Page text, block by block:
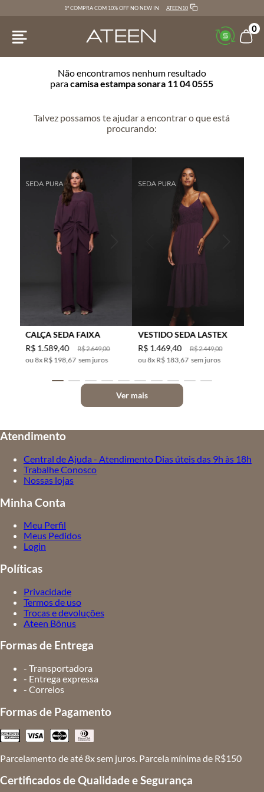
1ª COMPRA COM 10% OFF NO NEW IN ATEEN10
0
Não encontramos nenhum resultado
paracamisa estampa sonara 11 04 0555
Talvez possamos te ajudar a encontrar o que está
procurando:
CALÇA SEDA FAIXA
R$2.649,00
R$ 1.589,40
8x R$ 198,67 sem juros
VESTIDO SEDA LASTEX
R$2.449,00
R$ 1.469,40
8x R$ 183,67 sem juros
Ver mais
Atendimento
Central de Ajuda - Atendimento Dias úteis das 9h às 18h
Trabalhe Conosco
Nossas lojas
Minha Conta
Meu Perfil
Meus Pedidos
Login
Políticas
Privacidade
Termos de uso
Trocas e devoluções
Ateen Bônus
Formas de Entrega
- Transportadora
- Entrega expressa
- Correios
Formas de Pagamento
Parcelamento de até 8x sem juros. Parcela mínima de R$150
Certificados de Qualidade e Segurança